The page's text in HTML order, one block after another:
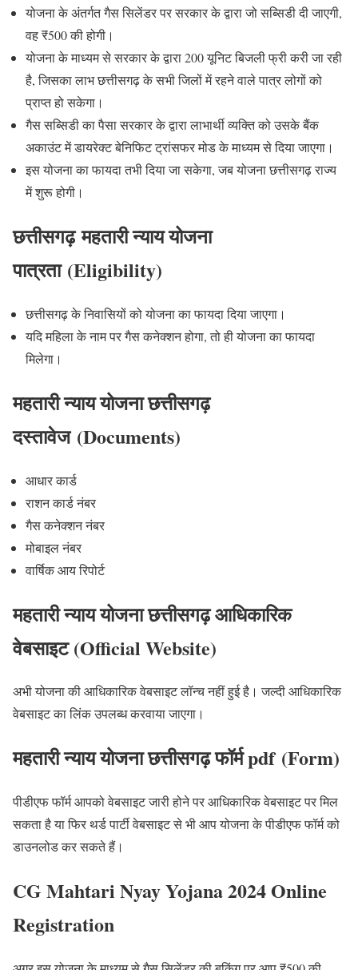
योजना के अंतर्गत गैस सिलेंडर पर सरकार के द्वारा जो सब्सिडी दी जाएगी,
वह ₹500 की होगी।
योजना के माध्यम से सरकार के द्वारा 200 यूनिट बिजली फ्री करी जा रही
है, जिसका लाभ छत्तीसगढ़ के सभी जिलों में रहने वाले पात्र लोगों को
प्राप्त हो सकेगा।
गैस सब्सिडी का पैसा सरकार के द्वारा लाभार्थी व्यक्ति को उसके बैंक
अकाउंट में डायरेक्ट बेनिफिट ट्रांसफर मोड के माध्यम से दिया जाएगा।
इस योजना का फायदा तभी दिया जा सकेगा, जब योजना छत्तीसगढ़ राज्य
में शुरू होगी।
छत्तीसगढ़ महतारी न्याय योजना
पात्रता (Eligibility)
छत्तीसगढ़ के निवासियों को योजना का फायदा दिया जाएगा।
यदि महिला के नाम पर गैस कनेक्शन होगा, तो ही योजना का फायदा
मिलेगा।
महतारी न्याय योजना छत्तीसगढ़
दस्तावेज (Documents)
आधार कार्ड
राशन कार्ड नंबर
गैस कनेक्शन नंबर
मोबाइल नंबर
वार्षिक आय रिपोर्ट
महतारी न्याय योजना छत्तीसगढ़ आधिकारिक
वेबसाइट (Official Website)
अभी योजना की आधिकारिक वेबसाइट लॉन्च नहीं हुई है। जल्दी आधिकारिक
वेबसाइट का लिंक उपलब्ध करवाया जाएगा।
महतारी न्याय योजना छत्तीसगढ़ फॉर्म pdf (Form)
पीडीएफ फॉर्म आपको वेबसाइट जारी होने पर आधिकारिक वेबसाइट पर मिल
सकता है या फिर थर्ड पार्टी वेबसाइट से भी आप योजना के पीडीएफ फॉर्म को
डाउनलोड कर सकते हैं।
CG Mahtari Nyay Yojana 2024 Online
Registration